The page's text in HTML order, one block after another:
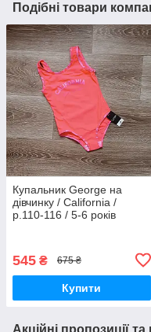
Подібні товари
Купальник George на
дівчинку / California /
р.110-116 / 5-6 років
545 ₴ 675 ₴
Купити
Акційні пропозиції